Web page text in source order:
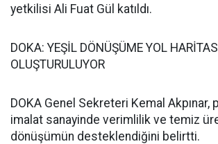
yetkilisi Ali Fuat Gül katıldı.
DOKA: YEŞİL DÖNÜŞÜME YOL
OLUŞTURULUYOR
DOKA Genel Sekreteri Kemal Akpınar,
imalat sanayinde verimlilik ve temiz
dönüşümün desteklendiğini belirtti.